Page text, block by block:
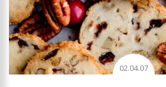
02.04.07